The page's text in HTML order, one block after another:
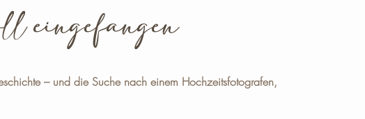
eingefangen
– und die Suche nach einem Hochzeitsfotografen,